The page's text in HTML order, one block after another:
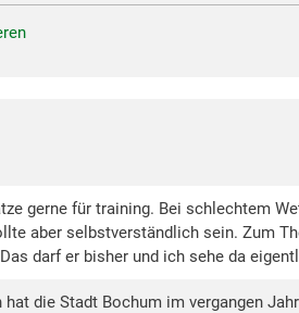
gerne für training. Bei schlechtem
aber selbstverständlich sein. Zum
darf er bisher und ich sehe da
hat die Stadt Bochum im vergangen